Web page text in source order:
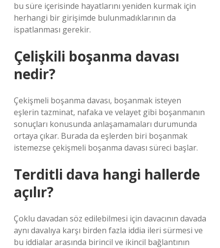
bu süre içerisinde hayatlarını yeniden kurmak için
herhangi bir girişimde bulunmadıklarının da
ispatlanması gerekir.
Çelişkili boşanma davası
nedir?
Çekişmeli boşanma davası, boşanmak isteyen
eşlerin tazminat, nafaka ve velayet gibi boşanmanın
sonuçları konusunda anlaşamamaları durumunda
ortaya çıkar. Burada da eşlerden biri boşanmak
istemezse çekişmeli boşanma davası süreci başlar.
Terditli dava hangi hallerde
açılır?
Çoklu davadan söz edilebilmesi için davacının davada
aynı davalıya karşı birden fazla iddia ileri sürmesi ve
bu iddialar arasında birincil ve ikincil bağlantının